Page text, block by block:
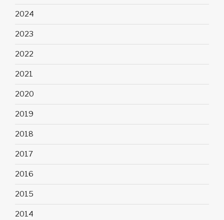
2024
2023
2022
2021
2020
2019
2018
2017
2016
2015
2014